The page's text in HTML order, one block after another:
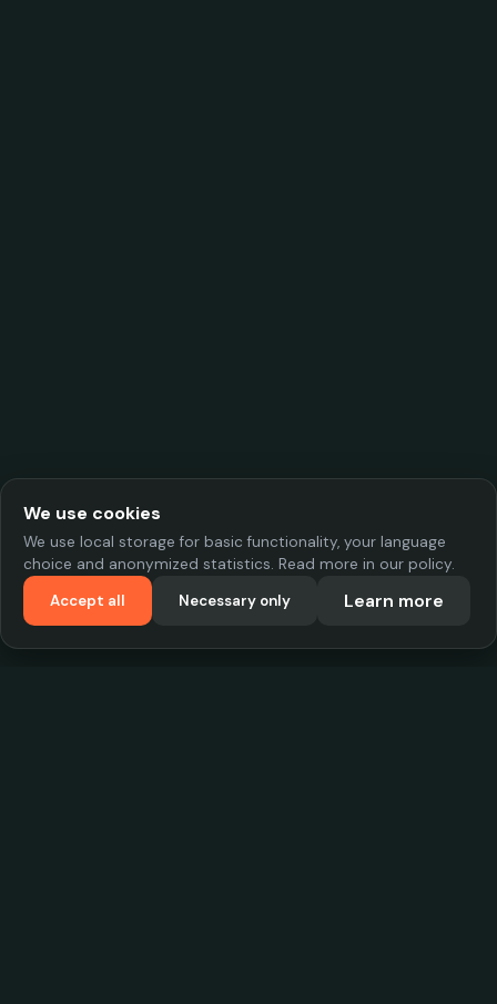
We use cookies
We use local storage for basic functionality, your language
choice and anonymized statistics. Read more in our policy.
Accept all
Necessary only Learn more